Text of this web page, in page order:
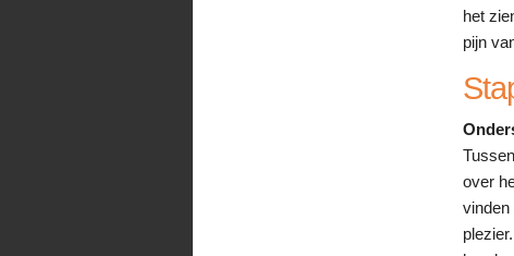
het
pijn
over
vinden